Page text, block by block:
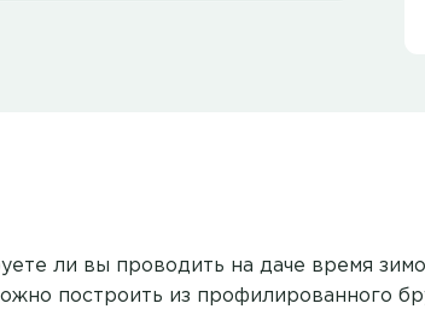
ли вы проводить на даче время
построить из профилированного